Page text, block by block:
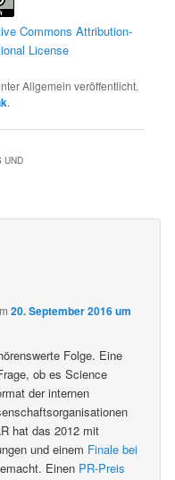
Commons Attribution-
License
Allgemein veröffentlicht.
.
UND
20. September 2016 um
Folge. Eine
ob es Science
der internen
hat das 2012 mit
und einem Finale bei
Einen PR-Preis